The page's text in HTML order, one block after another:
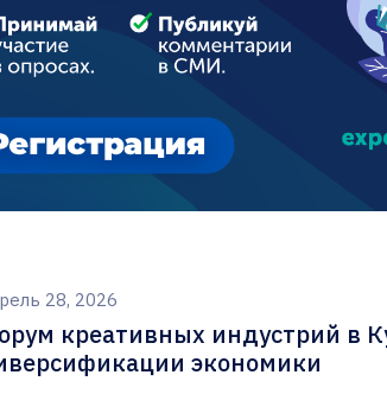
28, 2026
креативных индустрий в
экономики